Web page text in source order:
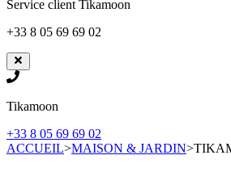
Service client Tikamoon
+33 8 05 69 69 02
Tikamoon
+33 8 05 69 69 02
ACCUEIL>MAISON & JARDIN>